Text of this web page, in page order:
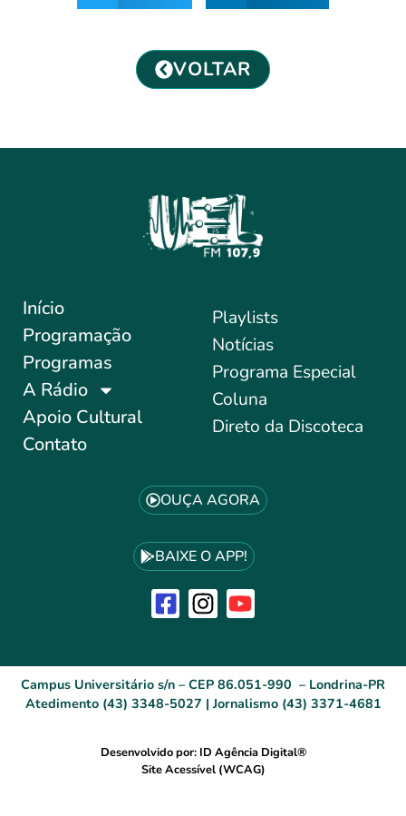
VOLTAR
Início
Programação
Programas
A Rádio
Apoio Cultural
Contato
Playlists
Notícias
Programa Especial
Coluna
Direto da Discoteca
OUÇA AGORA
BAIXE O APP!
Campus Universitário s/n – CEP 86.051-990 – Londrina-PR
Atedimento (43) 3348-5027 | Jornalismo (43) 3371-4681
Desenvolvido por: ID Agência Digital®
Site Acessível (WCAG)